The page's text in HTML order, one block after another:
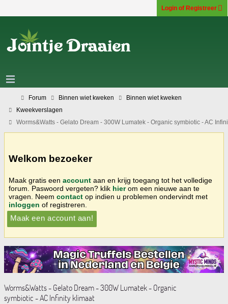
Login of Registreer
Forum Binnen wiet kweken
Binnen wiet kweken
Kweekverslagen
Worms&Watts - Gelato Dream - 300W Lumatek - Organic symbiotic - AC
Welkom bezoeker
Maak gratis een account aan en krijg toegang tot het volledige
forum. Paswoord vergeten? klik hierom een nieuwe aan te
vragen. Neem contact op indien u problemen ondervindt met
inloggen of registreren.
Maak een account aan!
Worms&Watts - Gelato Dream - 300W Lumatek - Organic
symbiotic - AC Infinity klimaat